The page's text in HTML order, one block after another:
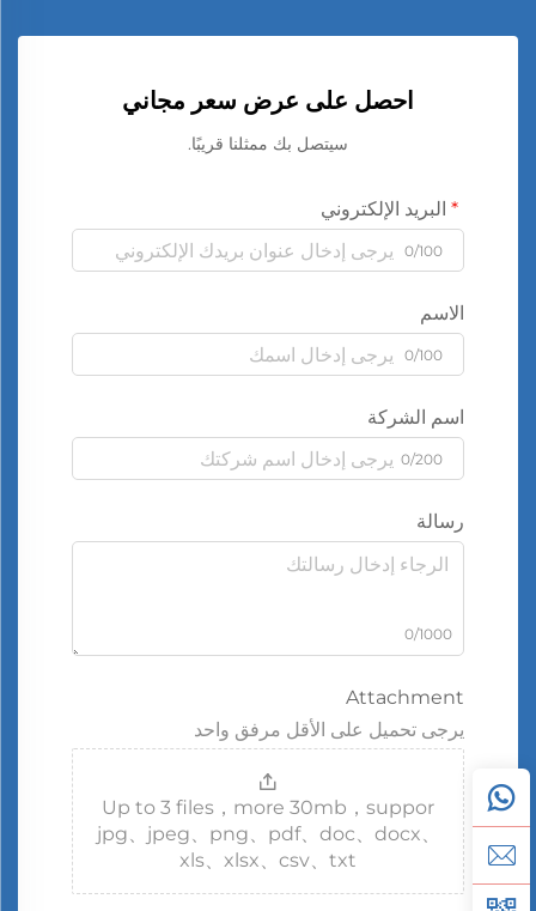
احصل على عرض سعر مجاني
سيتصل بك ممثلنا قريبًا.
البريد الإلكتروني
0/100
الاسم
0/100
اسم الشركة
0/200
رسالة
0/1000
Attachment
يرجى تحميل على الأقل مرفق واحد
Up to 3 files，more 30mb，suppor
jpg、jpeg、png、pdf、doc、docx、
xls、xlsx、csv、txt